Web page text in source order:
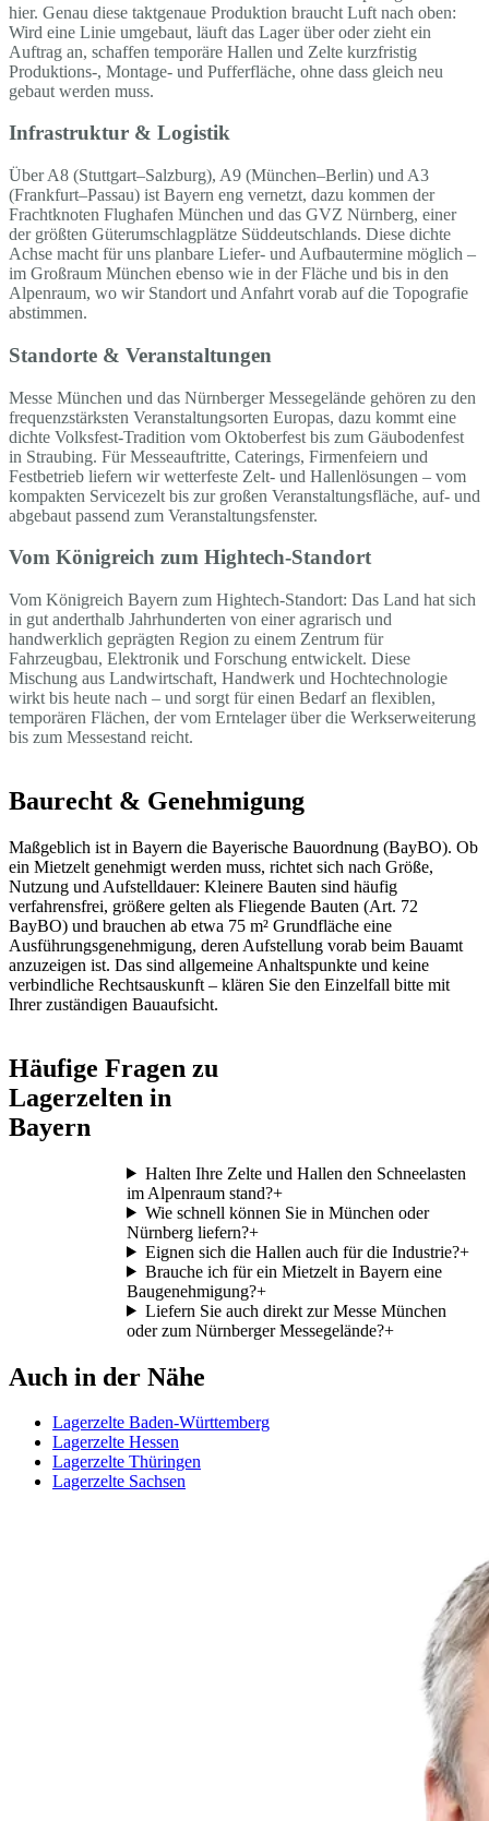
hier. Genau diese taktgenaue Produktion braucht Luft nach oben:
Wird eine Linie umgebaut, läuft das Lager über oder zieht ein
Auftrag an, schaffen temporäre Hallen und Zelte kurzfristig
Produktions-, Montage- und Pufferfläche, ohne dass gleich neu
gebaut werden muss.
Infrastruktur & Logistik
Über A8 (Stuttgart–Salzburg), A9 (München–Berlin) und A3
(Frankfurt–Passau) ist Bayern eng vernetzt, dazu kommen der
Frachtknoten Flughafen München und das GVZ Nürnberg, einer
der größten Güterumschlagplätze Süddeutschlands. Diese dichte
Achse macht für uns planbare Liefer- und Aufbautermine möglich –
im Großraum München ebenso wie in der Fläche und bis in den
Alpenraum, wo wir Standort und Anfahrt vorab auf die Topografie
abstimmen.
Standorte & Veranstaltungen
Messe München und das Nürnberger Messegelände gehören zu den
frequenzstärksten Veranstaltungsorten Europas, dazu kommt eine
dichte Volksfest-Tradition vom Oktoberfest bis zum Gäubodenfest
in Straubing. Für Messeauftritte, Caterings, Firmenfeiern und
Festbetrieb liefern wir wetterfeste Zelt- und Hallenlösungen – vom
kompakten Servicezelt bis zur großen Veranstaltungsfläche, auf- und
abgebaut passend zum Veranstaltungsfenster.
Vom Königreich zum Hightech-Standort
Vom Königreich Bayern zum Hightech-Standort: Das Land hat sich
in gut anderthalb Jahrhunderten von einer agrarisch und
handwerklich geprägten Region zu einem Zentrum für
Fahrzeugbau, Elektronik und Forschung entwickelt. Diese
Mischung aus Landwirtschaft, Handwerk und Hochtechnologie
wirkt bis heute nach – und sorgt für einen Bedarf an flexiblen,
temporären Flächen, der vom Erntelager über die Werkserweiterung
bis zum Messestand reicht.
Baurecht & Genehmigung
Maßgeblich ist in Bayern die Bayerische Bauordnung (BayBO). Ob
ein Mietzelt genehmigt werden muss, richtet sich nach Größe,
Nutzung und Aufstelldauer: Kleinere Bauten sind häufig
verfahrensfrei, größere gelten als Fliegende Bauten (Art. 72
BayBO) und brauchen ab etwa 75 m² Grundfläche eine
Ausführungsgenehmigung, deren Aufstellung vorab beim Bauamt
anzuzeigen ist. Das sind allgemeine Anhaltspunkte und keine
verbindliche Rechtsauskunft – klären Sie den Einzelfall bitte mit
Ihrer zuständigen Bauaufsicht.
Häufige Fragen zu
Lagerzelten in
Bayern
Halten Ihre Zelte und Hallen den Schneelasten
im Alpenraum stand?+
Wie schnell können Sie in München oder
Nürnberg liefern?+
Eignen sich die Hallen auch für die Industrie?+
Brauche ich für ein Mietzelt in Bayern eine
Baugenehmigung?+
Liefern Sie auch direkt zur Messe München
oder zum Nürnberger Messegelände?+
Auch in der Nähe
Lagerzelte Baden-Württemberg
Lagerzelte Hessen
Lagerzelte Thüringen
Lagerzelte Sachsen